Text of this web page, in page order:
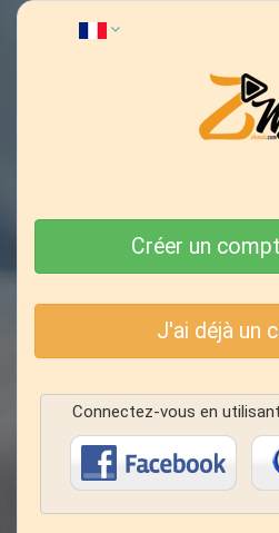
Créer un
J'ai déjà un
Connectez-vous en